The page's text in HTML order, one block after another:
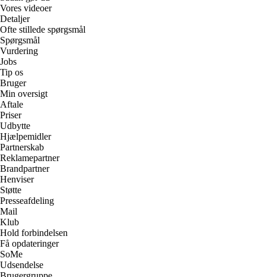
Vores videoer
Detaljer
Ofte stillede spørgsmål
Spørgsmål
Vurdering
Jobs
Tip os
Bruger
Min oversigt
Aftale
Priser
Udbytte
Hjælpemidler
Partnerskab
Reklamepartner
Brandpartner
Henviser
Støtte
Presseafdeling
Mail
Klub
Hold forbindelsen
Få opdateringer
SoMe
Udsendelse